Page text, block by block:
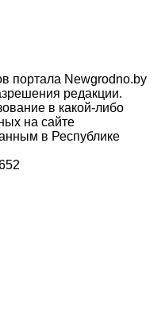
портала Newgrodno.by
редакции.
в какой-либо
на сайте
в Республике